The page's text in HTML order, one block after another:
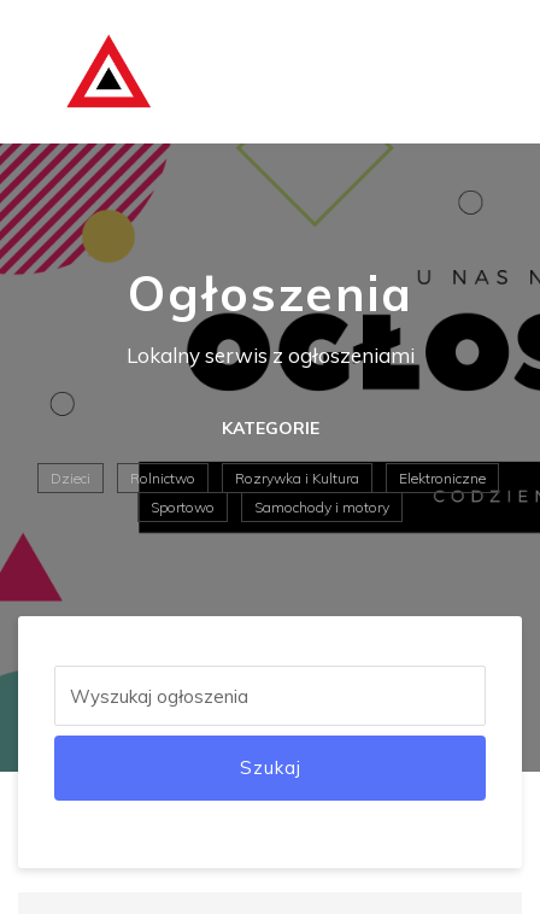
Ogłoszenia
Lokalny serwis z ogłoszeniami
KATEGORIE
Dzieci Rolnictwo Rozrywka i Kultura
Elektroniczne
Sportowo
Samochody i motory
Szukaj